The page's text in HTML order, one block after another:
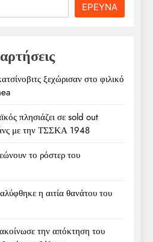
ΕΡΕΥΝΑ
ξεχώρισαν στο φιλικό
πλησιάζει σε sold out
με την ΤΣΣΚΑ 1948
το ρόστερ του
η αιτία θανάτου του
την απόκτηση του